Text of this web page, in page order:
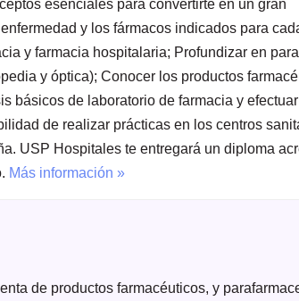
esenciales para convertirte en un gran
y los fármacos indicados para
y farmacia hospitalaria; Profundizar en
y óptica); Conocer los productos
básicos de laboratorio de farmacia y
de realizar prácticas en los centros
USP Hospitales te entregará un diploma
Más información »
de productos farmacéuticos, y